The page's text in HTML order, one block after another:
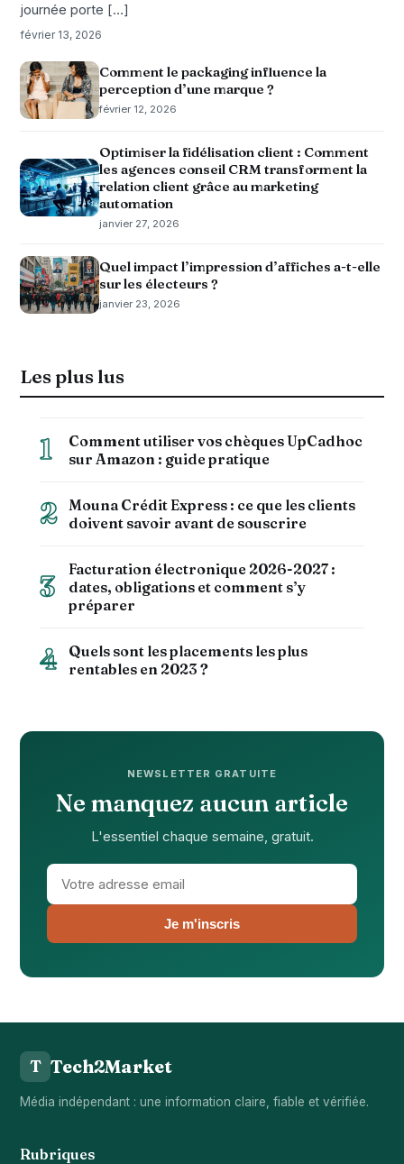
journée porte […]
février 13, 2026
Comment le packaging influence la
perception d’une marque ?
février 12, 2026
Optimiser la fidélisation client : Comment
les agences conseil CRM transforment la
relation client grâce au marketing
automation
janvier 27, 2026
Quel impact l’impression d’affiches a-t-elle
sur les électeurs ?
janvier 23, 2026
Les plus lus
1
Comment utiliser vos chèques UpCadhoc
sur Amazon : guide pratique
2
Mouna Crédit Express : ce que les clients
doivent savoir avant de souscrire
3
Facturation électronique 2026-2027 :
dates, obligations et comment s’y
préparer
4
Quels sont les placements les plus
rentables en 2023 ?
NEWSLETTER GRATUITE
Ne manquez aucun article
L'essentiel chaque semaine, gratuit.
Votre adresse email
Je m'inscris
T Tech2Market
Média indépendant : une information claire, fiable et vérifiée.
Rubriques